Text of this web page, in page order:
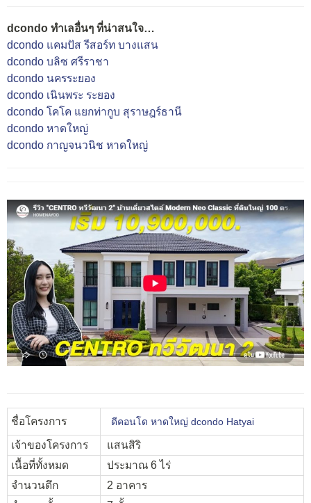
dcondo ทำเลอื่นๆ ที่น่าสนใจ…
dcondo แคมปัส รีสอร์ท บางแสน
dcondo บลิซ ศรีราชา
dcondo นครระยอง
dcondo เนินพระ ระยอง
dcondo โคโค แยกท่ากูบ สุราษฎร์ธานี
dcondo หาดใหญ่
dcondo กาญจนวนิช หาดใหญ่
ชื่อโครงการ ดีคอนโด หาดใหญ่ dcondo Hatyai
เจ้าของโครงการ
แสนสิริ
เนื้อที่ทั้งหมด
ประมาณ 6 ไร่
จำนวนตึก
2 อาคาร